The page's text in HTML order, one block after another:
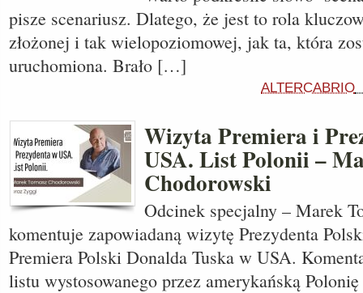
pisze scenariusz. Dlatego, że jest to rola
złożonej i tak wielopoziomowej, jak ta, która
uruchomiona. Brało […]
ALTERCABRIO
Wizyta Premiera i
USA. List Polonii –
Chodorowski
Odcinek specjalny – Marek
komentuje zapowiadaną wizytę Prezydenta
Premiera Polski Donalda Tuska w USA.
listu wystosowanego przez amerykańską